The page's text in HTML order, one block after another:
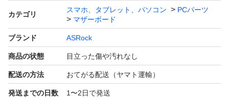
また、中古品として入手したものとなりますので、正確な
使用期間や用途等をご質問されましても、回答は致しかね
ますのでご理解の上、ご質問をお願い致します。
落札後、24時間以内のお支払いが可能な方のみご入札を
お願いします。
カテゴリ
スマホ、タブレット、パソコン
PCパーツ
マザーボード
ブランド ASRock
商品の状態 目立った傷や汚れなし
配送の方法 おてがる配送（ヤマト運輸）
発送までの日数 1〜2日で発送